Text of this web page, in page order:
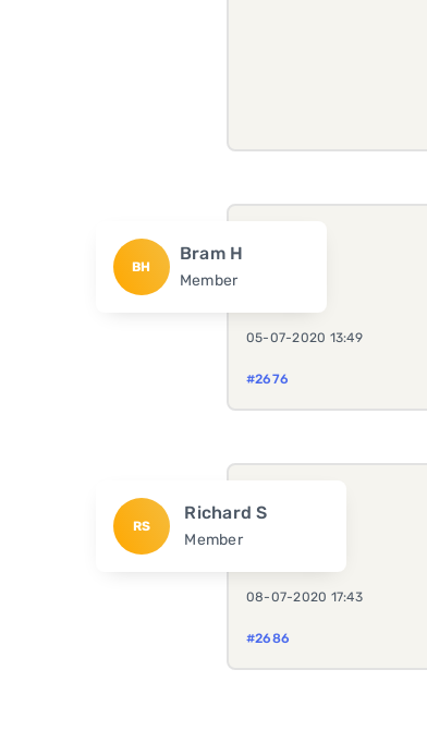
BH
Bram H
Member
05-07-2020 13:49
#2676
RS
Richard S
Member
08-07-2020 17:43
#2686